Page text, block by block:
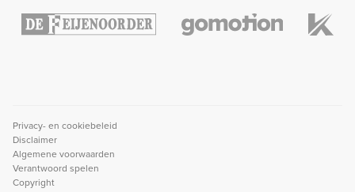
Privacy- en cookiebeleid
Disclaimer
Algemene voorwaarden
Verantwoord spelen
Copyright